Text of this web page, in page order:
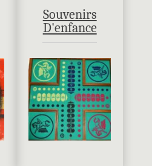
Souvenirs
D'enfance